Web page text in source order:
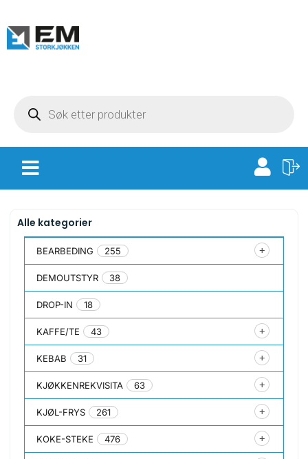
Alle kategorier
BEARBEDING 255
DEMOUTSTYR 38
DROP-IN 18
KAFFE/TE 43
KEBAB 31
KJØKKENREKVISITA 63
KJØL-FRYS 261
KOKE-STEKE 476